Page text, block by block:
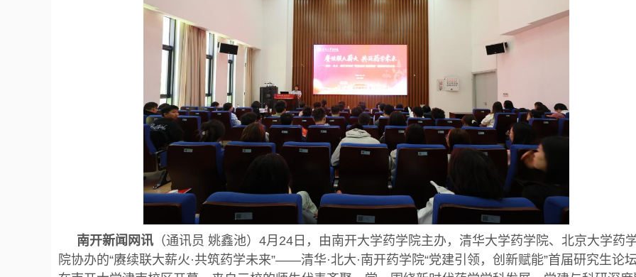
南开新闻网讯 （通讯员 姚鑫池）4月24日，由南开大学药学院主办，清华大学药学院、北京大学药
院协办的“赓续联大薪火·共筑药学未来”——清华·北大·南开药学院“党建引领，创新赋能”首届研究生论